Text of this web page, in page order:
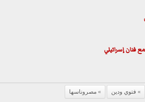
إسرائيلي
فتوي ودين مصروناسها